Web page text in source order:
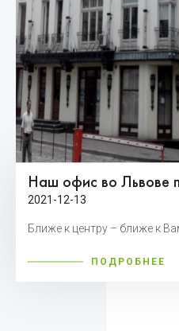
Наш офис во Львове
2021-12-13
Ближе к центру – ближе к
ПОДРОБНЕЕ